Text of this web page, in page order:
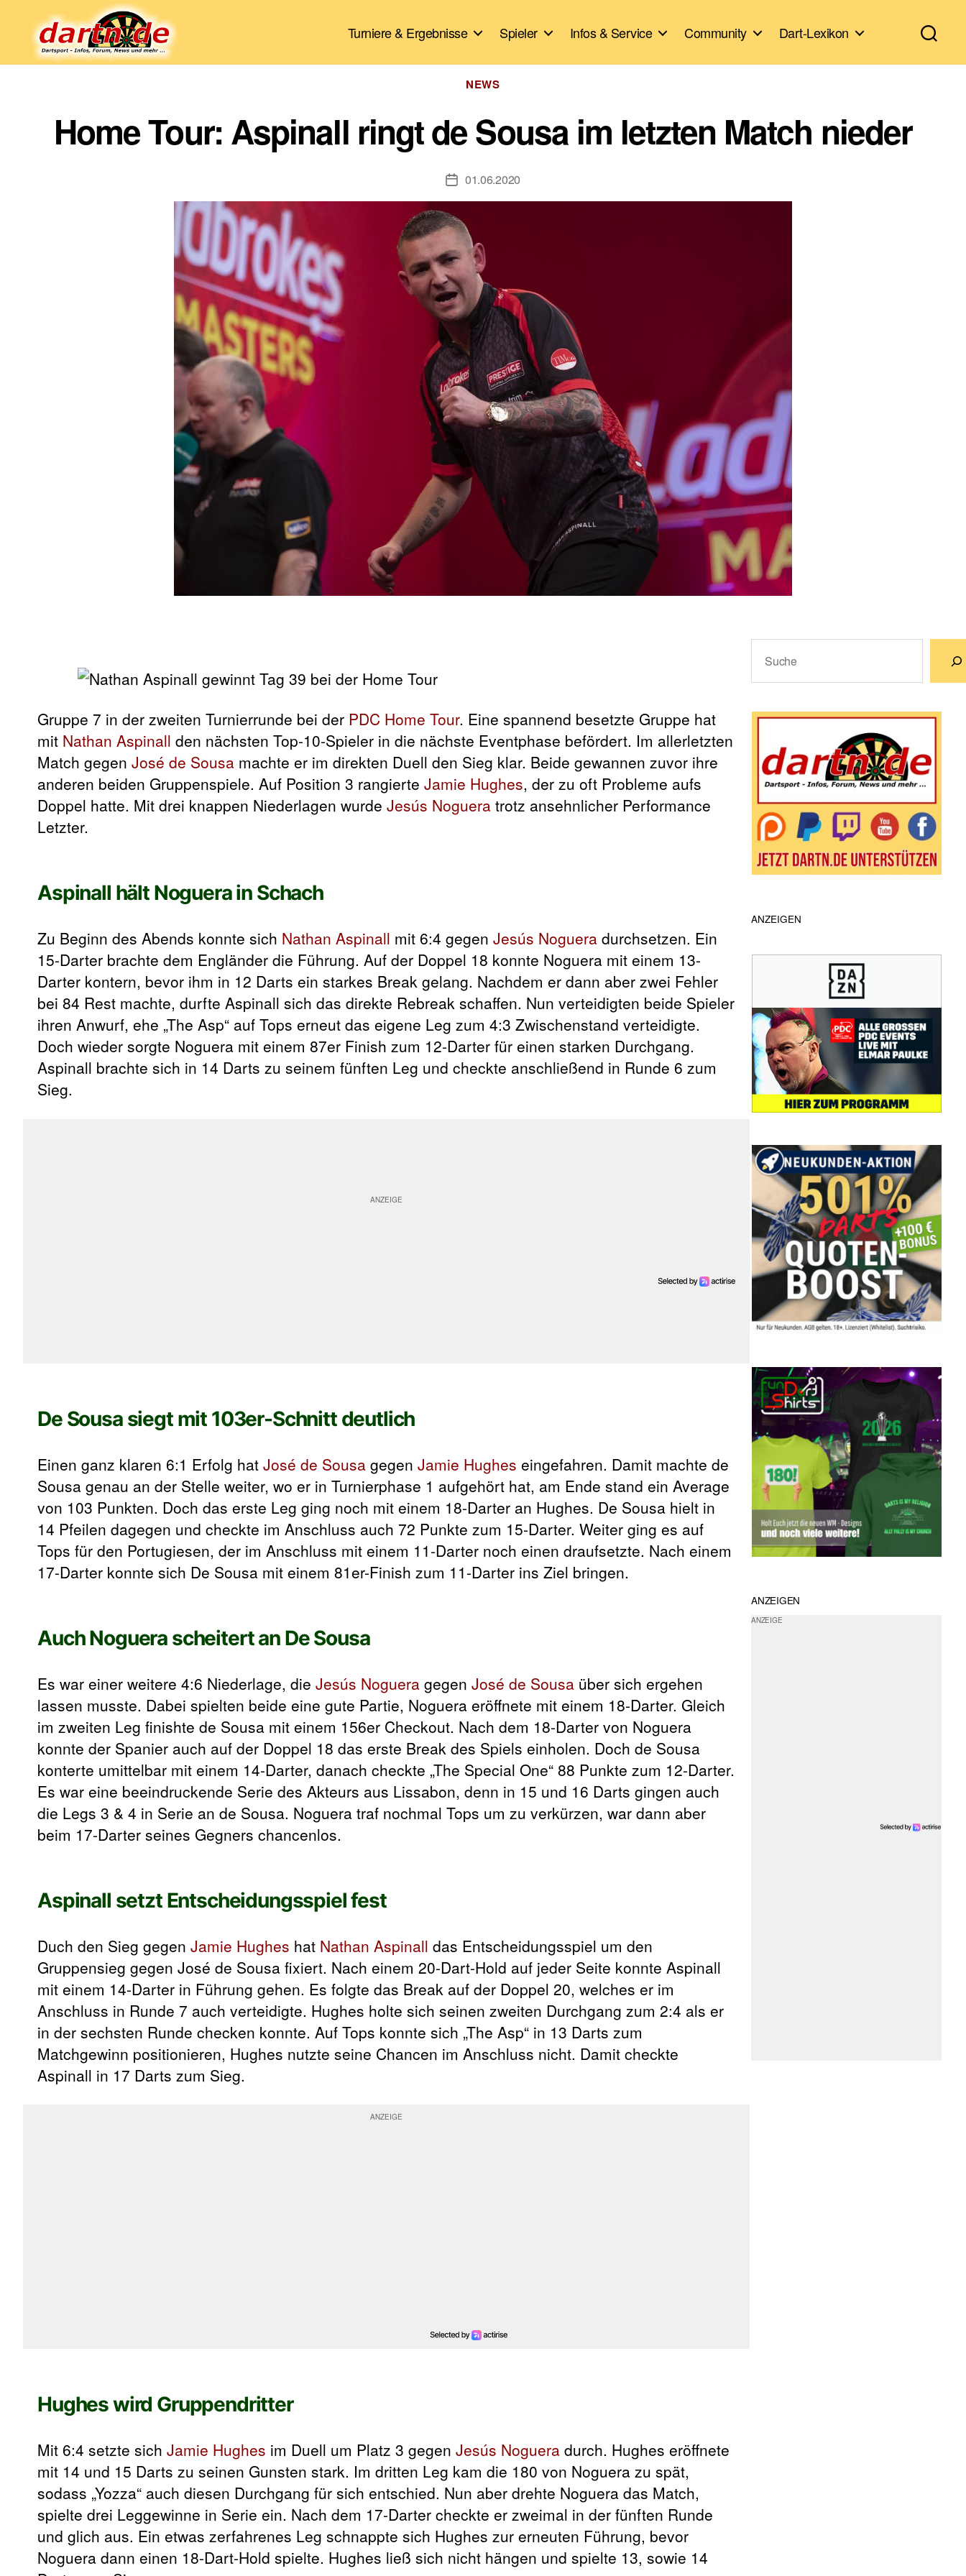
Turniere & Ergebnisse Spieler Infos & Service Community Dart-Lexikon
Kategorien
NEWS
Home Tour: Aspinall ringt de Sousa im letzten Match nieder
Veröffentlichungsdatum
01.06.2020
Gruppe 7 in der zweiten Turnierrunde bei der PDC Home Tour. Eine spannend besetzte Gruppe hat
mit Nathan Aspinall den nächsten Top-10-Spieler in die nächste Eventphase befördert. Im allerletzten
Match gegen José de Sousa machte er im direkten Duell den Sieg klar. Beide gewannen zuvor ihre
anderen beiden Gruppenspiele. Auf Position 3 rangierte Jamie Hughes, der zu oft Probleme aufs
Doppel hatte. Mit drei knappen Niederlagen wurde Jesús Noguera trotz ansehnlicher Performance
Letzter.
Aspinall hält Noguera in Schach
Zu Beginn des Abends konnte sich Nathan Aspinall mit 6:4 gegen Jesús Noguera durchsetzen. Ein
15-Darter brachte dem Engländer die Führung. Auf der Doppel 18 konnte Noguera mit einem 13-
Darter kontern, bevor ihm in 12 Darts ein starkes Break gelang. Nachdem er dann aber zwei Fehler
bei 84 Rest machte, durfte Aspinall sich das direkte Rebreak schaffen. Nun verteidigten beide Spieler
ihren Anwurf, ehe „The Asp“ auf Tops erneut das eigene Leg zum 4:3 Zwischenstand verteidigte.
Doch wieder sorgte Noguera mit einem 87er Finish zum 12-Darter für einen starken Durchgang.
Aspinall brachte sich in 14 Darts zu seinem fünften Leg und checkte anschließend in Runde 6 zum
Sieg.
De Sousa siegt mit 103er-Schnitt deutlich
Einen ganz klaren 6:1 Erfolg hat José de Sousa gegen Jamie Hughes eingefahren. Damit machte de
Sousa genau an der Stelle weiter, wo er in Turnierphase 1 aufgehört hat, am Ende stand ein Average
von 103 Punkten. Doch das erste Leg ging noch mit einem 18-Darter an Hughes. De Sousa hielt in
14 Pfeilen dagegen und checkte im Anschluss auch 72 Punkte zum 15-Darter. Weiter ging es auf
Tops für den Portugiesen, der im Anschluss mit einem 11-Darter noch einen draufsetzte. Nach einem
17-Darter konnte sich De Sousa mit einem 81er-Finish zum 11-Darter ins Ziel bringen.
Auch Noguera scheitert an De Sousa
Es war einer weitere 4:6 Niederlage, die Jesús Noguera gegen José de Sousa über sich ergehen
lassen musste. Dabei spielten beide eine gute Partie, Noguera eröffnete mit einem 18-Darter. Gleich
im zweiten Leg finishte de Sousa mit einem 156er Checkout. Nach dem 18-Darter von Noguera
konnte der Spanier auch auf der Doppel 18 das erste Break des Spiels einholen. Doch de Sousa
konterte umittelbar mit einem 14-Darter, danach checkte „The Special One“ 88 Punkte zum 12-Darter.
Es war eine beeindruckende Serie des Akteurs aus Lissabon, denn in 15 und 16 Darts gingen auch
die Legs 3 & 4 in Serie an de Sousa. Noguera traf nochmal Tops um zu verkürzen, war dann aber
beim 17-Darter seines Gegners chancenlos.
Aspinall setzt Entscheidungsspiel fest
Duch den Sieg gegen Jamie Hughes hat Nathan Aspinall das Entscheidungsspiel um den
Gruppensieg gegen José de Sousa fixiert. Nach einem 20-Dart-Hold auf jeder Seite konnte Aspinall
mit einem 14-Darter in Führung gehen. Es folgte das Break auf der Doppel 20, welches er im
Anschluss in Runde 7 auch verteidigte. Hughes holte sich seinen zweiten Durchgang zum 2:4 als er
in der sechsten Runde checken konnte. Auf Tops konnte sich „The Asp“ in 13 Darts zum
Matchgewinn positionieren, Hughes nutzte seine Chancen im Anschluss nicht. Damit checkte
Aspinall in 17 Darts zum Sieg.
Hughes wird Gruppendritter
Mit 6:4 setzte sich Jamie Hughes im Duell um Platz 3 gegen Jesús Noguera durch. Hughes eröffnete
mit 14 und 15 Darts zu seinen Gunsten stark. Im dritten Leg kam die 180 von Noguera zu spät,
sodass „Yozza“ auch diesen Durchgang für sich entschied. Nun aber drehte Noguera das Match,
spielte drei Leggewinne in Serie ein. Nach dem 17-Darter checkte er zweimal in der fünften Runde
und glich aus. Ein etwas zerfahrenes Leg schnappte sich Hughes zur erneuten Führung, bevor
Noguera dann einen 18-Dart-Hold spielte. Hughes ließ sich nicht hängen und spielte 13, sowie 14
ANZEIGEN
ANZEIGEN